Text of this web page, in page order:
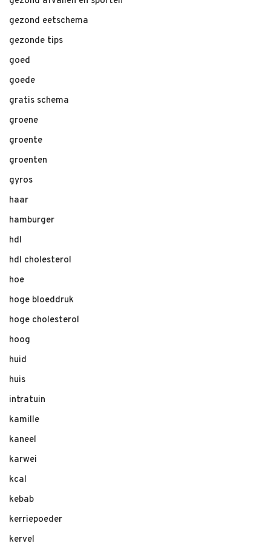
gezond eetschema
gezonde tips
goed
goede
gratis schema
groene
groente
groenten
gyros
haar
hamburger
hdl
hdl cholesterol
hoe
hoge bloeddruk
hoge cholesterol
hoog
huid
huis
intratuin
kamille
kaneel
karwei
kcal
kebab
kerriepoeder
kervel